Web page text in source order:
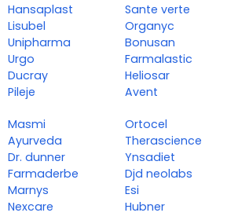
Hansaplast
Lisubel
Unipharma
Urgo
Ducray
Pileje
Sante verte
Organyc
Bonusan
Farmalastic
Heliosar
Avent
Masmi
Ayurveda
Dr. dunner
Farmaderbe
Marnys
Nexcare
Ortocel
Therascience
Ynsadiet
Djd neolabs
Esi
Hubner